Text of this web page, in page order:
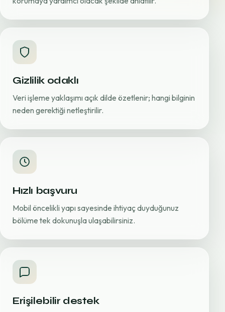
Gizlilik odaklı
Veri işleme yaklaşımı açık dilde özetlenir; hangi bilginin
neden gerektiği netleştirilir.
Hızlı başvuru
Mobil öncelikli yapı sayesinde ihtiyaç duyduğunuz
bölüme tek dokunuşla ulaşabilirsiniz.
Erişilebilir destek